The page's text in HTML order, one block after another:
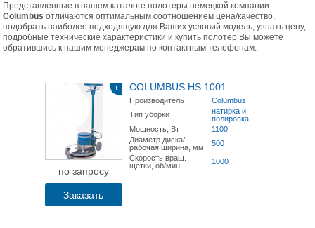
Представленные в нашем каталоге полотеры немецкой компании
Columbus отличаются оптимальным соотношением цена/качество,
подобрать наиболее подходящую для Ваших условий модель, узнать цену,
подробные технические характеристики и купить полотер Вы можете
обратившись к нашим менеджерам по контактным телефонам.
+
по запросу
Заказать
COLUMBUS HS 1001
Производитель
Columbus
Тип уборки
натирка и
полировка
Мощность, Вт
1100
Диаметр диска/
рабочая ширина, мм
500
Скорость вращ.
щетки, об/мин
1000